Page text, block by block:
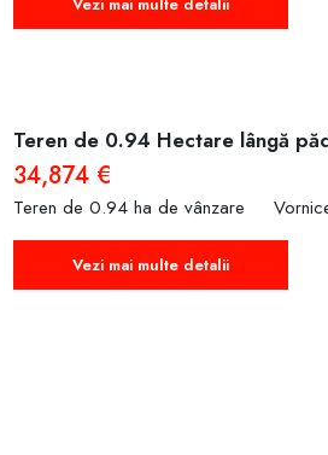
Teren de 0.94 Hectare lângă
34,874 €
Teren de 0.94 ha de vânzare
Vezi mai multe detalii